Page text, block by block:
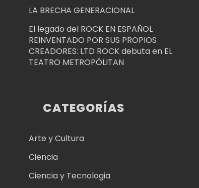
LA BRECHA GENERACIONAL
El legado del ROCK EN ESPAÑOL
REINVENTADO POR SUS PROPIOS
CREADORES: LTD ROCK debuta en EL
TEATRO METROPÓLITAN
CATEGORÍAS
Arte y Cultura
Ciencia
Ciencia y Tecnologia